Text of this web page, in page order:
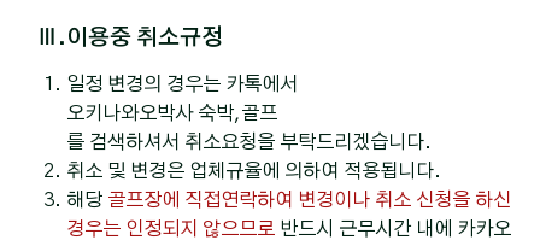
Ⅲ.이용중 취소규정
일정 변경의 경우는 카톡에서
오키나와오박사 숙박,골프
를 검색하셔서 취소요청을 부탁드리겠습니다.
취소 및 변경은 업체규율에 의하여 적용됩니다.
해당 골프장에 직접연락하여 변경이나 취소 신청을 하신
경우는 인정되지 않으므로 반드시 근무시간 내에 카카오